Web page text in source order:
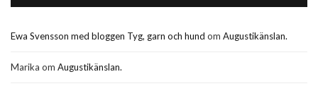
Ewa Svensson med bloggen Tyg, garn och hund om Augustikänslan.
Marika om Augustikänslan.